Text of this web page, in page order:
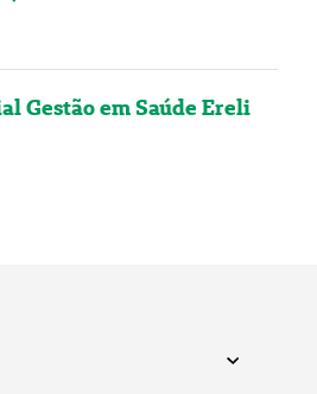
Gestão em Saúde Ereli